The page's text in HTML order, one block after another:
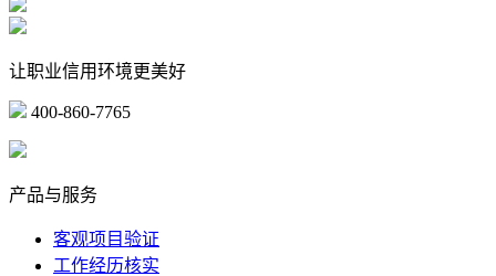
让职业信用环境更美好
400-860-7765
产品与服务
客观项目验证
工作经历核实